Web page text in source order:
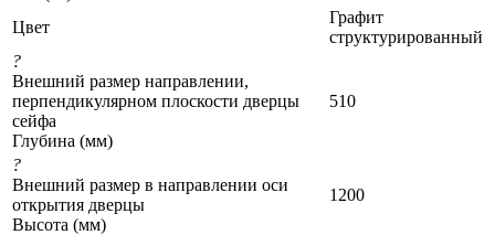
Цвет
Графит
структурированный
?
Внешний размер направлении,
перпендикулярном плоскости дверцы
сейфа
Глубина (мм)
510
?
Внешний размер в направлении оси
открытия дверцы
Высота (мм)
1200